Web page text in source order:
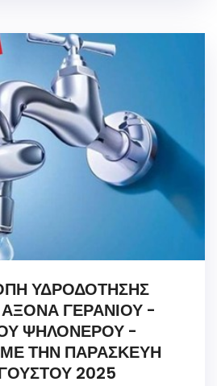
ΥΔΡΟΔΟΤΗΣΗΣ
ΓΕΡΑΝΙΟΥ -
ΨΗΛΟΝΕΡΟΥ -
ΤΗΝ ΠΑΡΑΣΚΕΥΗ
2025